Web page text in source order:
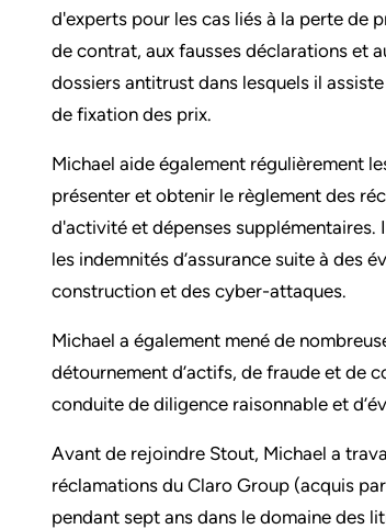
d'experts pour les cas liés à la perte de
de contrat, aux fausses déclarations et
dossiers antitrust dans lesquels il
de fixation des prix.
Michael aide également régulièrement
présenter et obtenir le règlement des
d'activité et dépenses
les indemnités d’assurance suite à des
construction et des cyber-attaques.
Michael a également mené de
détournement d’actifs, de fraude et de
conduite de diligence raisonnable et
Avant de rejoindre Stout, Michael a
réclamations du Claro Group (acquis
pendant sept ans dans le domaine des